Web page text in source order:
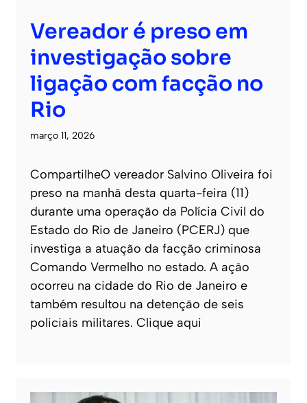
Vereador é preso em
investigação sobre
ligação com facção no
Rio
março 11, 2026
CompartilheO vereador Salvino Oliveira foi
preso na manhã desta quarta-feira (11)
durante uma operação da Polícia Civil do
Estado do Rio de Janeiro (PCERJ) que
investiga a atuação da facção criminosa
Comando Vermelho no estado. A ação
ocorreu na cidade do Rio de Janeiro e
também resultou na detenção de seis
policiais militares. Clique aqui